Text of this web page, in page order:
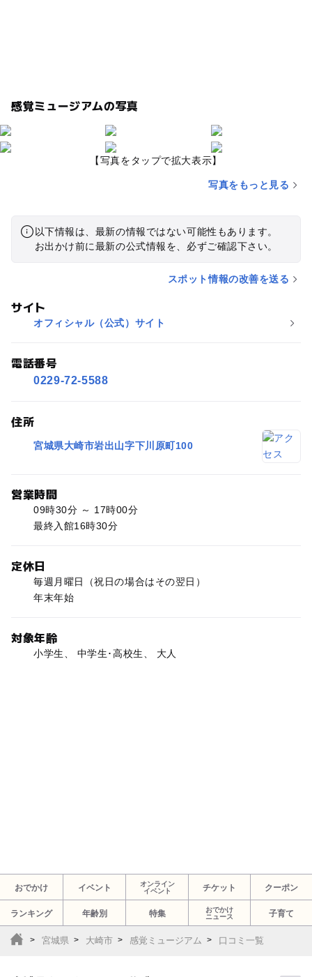
感覚ミュージアムの写真
【写真をタップで拡大表示】
写真をもっと見る
以下情報は、最新の情報ではない可能性もあります。
お出かけ前に最新の公式情報を、必ずご確認下さい。
スポット情報の改善を送る
サイト
オフィシャル（公式）サイト
電話番号
0229-72-5588
住所
宮城県大崎市岩出山字下川原町100
営業時間
09時30分 ～ 17時00分
最終入館16時30分
定休日
毎週月曜日（祝日の場合はその翌日）
年末年始
対象年齢
小学生、 中学生･高校生、 大人
おでかけ イベント
オンライン
イベント
チケット クーポン
ランキング 年齢別 特集
おでかけ
ニュース
子育て
宮城県 大崎市 感覚ミュージアム 口コミ一覧